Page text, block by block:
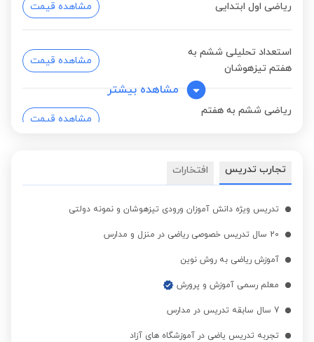
ریاضی اول ابتدایی مشاهده قیمت
استعداد تحلیلی ششم به
هفتم تیزهوشان
مشاهده قیمت
ریاضی ششم به هفتم
مشاهده قیمت
ریاضی ششم به هفتم
مدارس برتر
مشاهده بیشتر
تجارب تدریس افتخارات
تدریس ویژه دانش آموزان ورودی تیزهوشان و نمونه دولتی
20 سال تدریس خصوصی ریاضی در منزل و مدارس
آموزش ریاضی به روش نوین
معلم رسمی آموزش و پرورش
7 سال سابقه تدریس در مدارس
تجربه تدریس یاضی در آموزشگاه های آزاد